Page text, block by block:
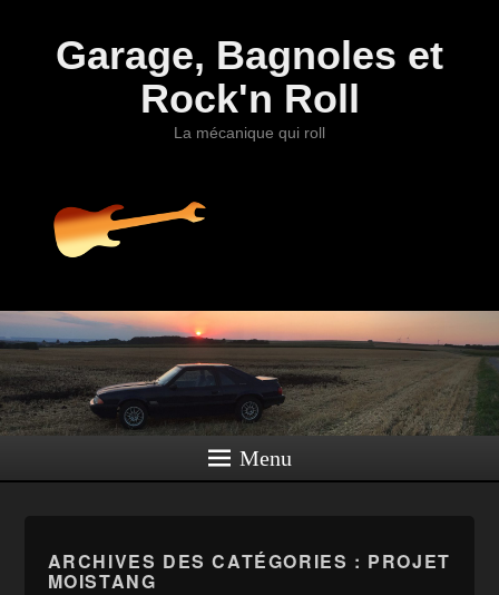
Garage, Bagnoles et
Rock'n Roll
La mécanique qui roll
Menu
ARCHIVES DES CATÉGORIES : PROJET
MOISTANG